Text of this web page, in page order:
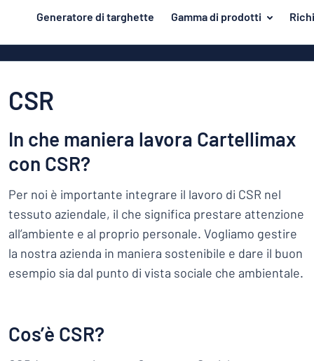
principale
Generatore di targhette Gamma di prodotti
Per la casa
Traffico e veicoli
Targhette identificative
Adesivi
Targhette per animali
Targhette per bambini
Targhe in
come le
Targhe in
Targhe in
Targhe
popolari
Materiale
Porta
cassetta
postale
Per
casa
Traffico
e
veicoli
Targhette
Richiedi
menu
della targhetta
CSR
In che maniera lavora Cartellimax
con CSR?
Per noi è importante integrare il lavoro di CSR nel
tessuto aziendale, il che significa prestare attenzione
all’ambiente e al proprio personale. Vogliamo gestire
la nostra azienda in maniera sostenibile e dare il buon
esempio sia dal punto di vista sociale che ambientale.
Cos’è CSR?